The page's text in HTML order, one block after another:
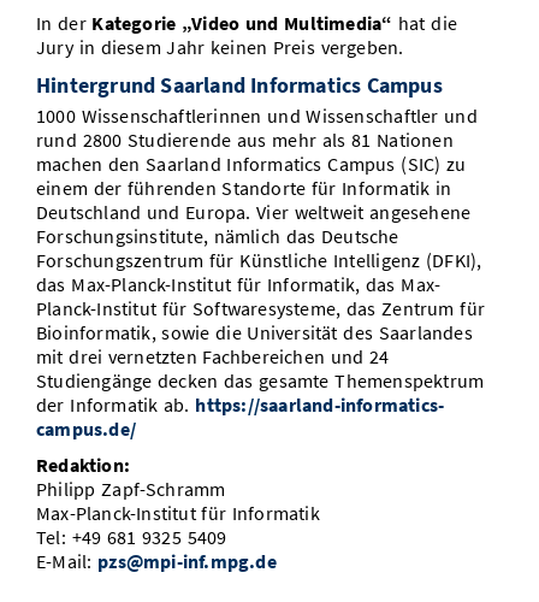
In der Kategorie „Video und Multimedia“ hat die
Jury in diesem Jahr keinen Preis vergeben.
Hintergrund Saarland Informatics Campus
1000 Wissenschaftlerinnen und Wissenschaftler und
rund 2800 Studierende aus mehr als 81 Nationen
machen den Saarland Informatics Campus (SIC) zu
einem der führenden Standorte für Informatik in
Deutschland und Europa. Vier weltweit angesehene
Forschungsinstitute, nämlich das Deutsche
Forschungszentrum für Künstliche Intelligenz (DFKI),
das Max-Planck-Institut für Informatik, das Max-
Planck-Institut für Softwaresysteme, das Zentrum für
Bioinformatik, sowie die Universität des Saarlandes
mit drei vernetzten Fachbereichen und 24
Studiengänge decken das gesamte Themenspektrum
der Informatik ab. https://saarland-informatics-
campus.de/
Redaktion:
Philipp Zapf-Schramm
Max-Planck-Institut für Informatik
Tel: +49 681 9325 5409
E-Mail: pzs@mpi-inf.mpg.de